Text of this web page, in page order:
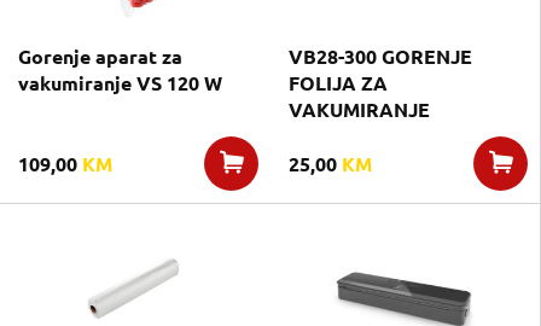
Gorenje aparat za
vakumiranje VS 120 W
109,00 KM
VB28-300 GORENJE
FOLIJA ZA
VAKUMIRANJE
25,00 KM